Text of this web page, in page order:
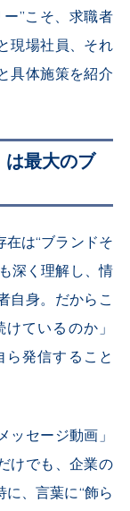
”こそ、求職者
現場社員、それ
具体施策を紹介
は最大のブ
は“ブランドそ
深く理解し、情
自身。だからこ
ているのか」
ら発信すること
ッセージ動画」
けでも、企業の
、言葉に“飾ら